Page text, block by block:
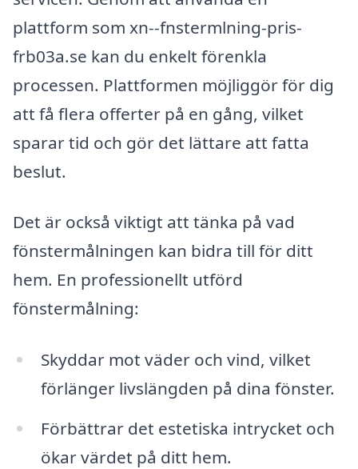
plattform som xn--fnstermlning-pris-
frb03a.se kan du enkelt förenkla
processen. Plattformen möjliggör för dig
att få flera offerter på en gång, vilket
sparar tid och gör det lättare att fatta
beslut.
Det är också viktigt att tänka på vad
fönstermålningen kan bidra till för ditt
hem. En professionellt utförd
fönstermålning:
Skyddar mot väder och vind, vilket
förlänger livslängden på dina fönster.
Förbättrar det estetiska intrycket och
ökar värdet på ditt hem.